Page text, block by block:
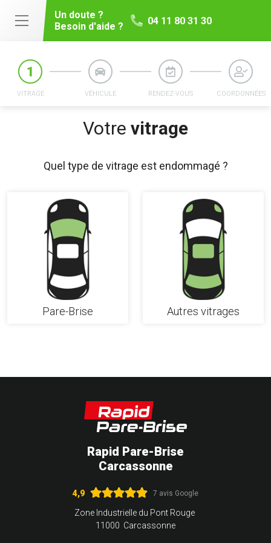
Un doute ?
Besoin d'aide ?
04 11 80 31 30
Votre vitrage
VITRAGE VÉHICULE RENDEZ-VOUS COORDONNÉES
Quel type de vitrage est endommagé ?
Pare-Brise Autres vitrages
Rapid Pare-Brise
Carcassonne
4,9 7 avis Google
Zone Industrielle du Pont Rouge
11000 Carcassonne